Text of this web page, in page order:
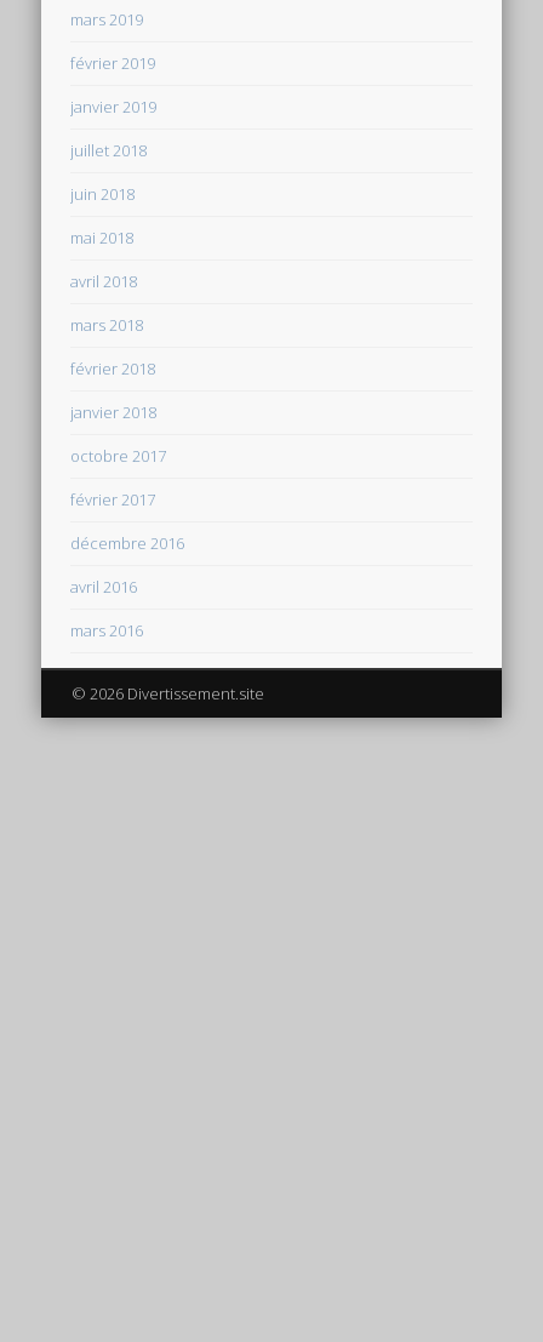
mars 2019
février 2019
janvier 2019
juillet 2018
juin 2018
mai 2018
avril 2018
mars 2018
février 2018
janvier 2018
octobre 2017
février 2017
décembre 2016
avril 2016
mars 2016
© 2026 Divertissement.site